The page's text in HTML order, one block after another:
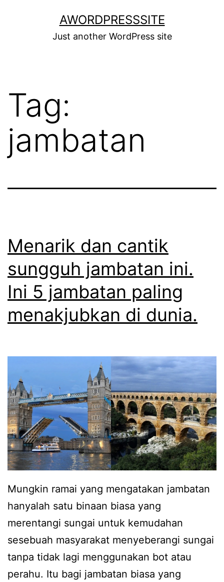
AWORDPRESSSITE
Just another WordPress site
Tag:
jambatan
Menarik dan cantik
sungguh jambatan ini.
Ini 5 jambatan paling
menakjubkan di dunia.
Mungkin ramai yang mengatakan jambatan
hanyalah satu binaan biasa yang
merentangi sungai untuk kemudahan
sesebuah masyarakat menyeberangi sungai
tanpa tidak lagi menggunakan bot atau
perahu. Itu bagi jambatan biasa yang